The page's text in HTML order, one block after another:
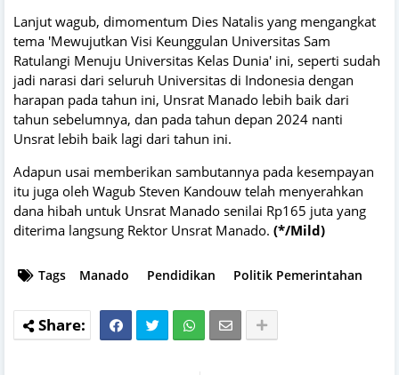
Lanjut wagub, dimomentum Dies Natalis yang mengangkat
tema 'Mewujutkan Visi Keunggulan Universitas Sam
Ratulangi Menuju Universitas Kelas Dunia' ini, seperti sudah
jadi narasi dari seluruh Universitas di Indonesia dengan
harapan pada tahun ini, Unsrat Manado lebih baik dari
tahun sebelumnya, dan pada tahun depan 2024 nanti
Unsrat lebih baik lagi dari tahun ini.
Adapun usai memberikan sambutannya pada kesempayan
itu juga oleh Wagub Steven Kandouw telah menyerahkan
dana hibah untuk Unsrat Manado senilai Rp165 juta yang
diterima langsung Rektor Unsrat Manado. (*/Mild)
Tags Manado Pendidikan Politik Pemerintahan